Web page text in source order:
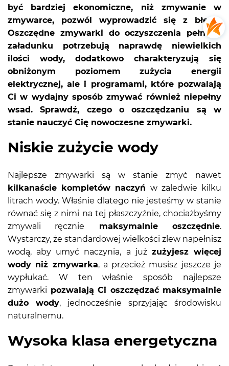
być bardziej ekonomiczne, niż zmywanie w
zmywarce, pozwól wyprowadzić się z błędu.
Oszczędne zmywarki do oczyszczenia pełnego
załadunku potrzebują naprawdę niewielkich
ilości wody, dodatkowo charakteryzują się
obniżonym poziomem zużycia energii
elektrycznej, ale i programami, które pozwalają
Ci w wydajny sposób zmywać również niepełny
wsad. Sprawdź, czego o oszczędzaniu są w
stanie nauczyć Cię nowoczesne zmywarki.
Niskie zużycie wody
Najlepsze zmywarki są w stanie zmyć nawet
kilkanaście kompletów naczyń w zaledwie kilku
litrach wody. Właśnie dlatego nie jesteśmy w stanie
równać się z nimi na tej płaszczyźnie, chociażbyśmy
zmywali ręcznie maksymalnie oszczędnie.
Wystarczy, że standardowej wielkości zlew napełnisz
wodą, aby umyć naczynia, a już zużyjesz więcej
wody niż zmywarka, a przecież musisz jeszcze je
wypłukać. W ten właśnie sposób najlepsze
zmywarki pozwalają Ci oszczędzać maksymalnie
dużo wody, jednocześnie sprzyjając środowisku
naturalnemu.
Wysoka klasa energetyczna